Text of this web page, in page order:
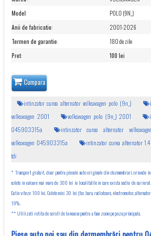
Model:
POLO (9N_)
Anii de fabricatie:
2001-2026
Termen de garantie:
180 de zile
Pret: 100 lei
Cumpara
intinzator curea alternator volkswagen polo (9n_)
volkswagen 2001
volkswagen polo (9n_) 2001
045903315a
intinzator curea alternator
volkswagen 045903315a
intinzator curea alternator
tdi
* Transport gratuit, doar pentru piesele auto originale din dezmembrari, oriunde
colete in valoare mai mare de 300 lei in localitatile in care exista sediu de
Cutie viteze 100 lei, Colete mici 30 lei (far, bara, radiatoare, electromotor,
19%.
** Utilizati rotita de scroll de la mouse pentru a face zoom pe poza principala.